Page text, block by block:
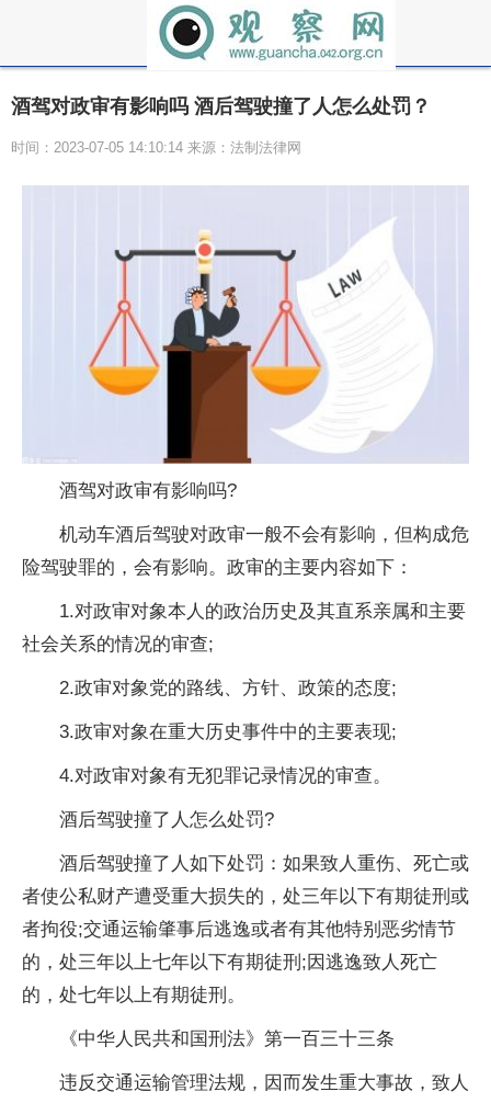
酒驾对政审有影响吗 酒后驾驶撞了人怎么处罚？
时间：2023-07-05 14:10:14 来源：法制法律网
酒驾对政审有影响吗?
机动车酒后驾驶对政审一般不会有影响，但构成危
险驾驶罪的，会有影响。政审的主要内容如下：
1.对政审对象本人的政治历史及其直系亲属和主要
社会关系的情况的审查;
2.政审对象党的路线、方针、政策的态度;
3.政审对象在重大历史事件中的主要表现;
4.对政审对象有无犯罪记录情况的审查。
酒后驾驶撞了人怎么处罚?
酒后驾驶撞了人如下处罚：如果致人重伤、死亡或
者使公私财产遭受重大损失的，处三年以下有期徒刑或
者拘役;交通运输肇事后逃逸或者有其他特别恶劣情节
的，处三年以上七年以下有期徒刑;因逃逸致人死亡
的，处七年以上有期徒刑。
《中华人民共和国刑法》第一百三十三条
违反交通运输管理法规，因而发生重大事故，致人